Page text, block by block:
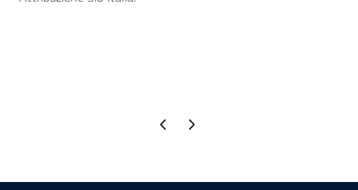
Pagina precedente
Pagina successiva